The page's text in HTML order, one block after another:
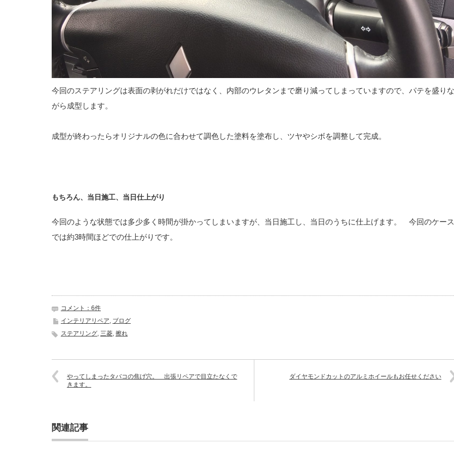
今回のステアリングは表面の剥がれだけではなく、内部のウレタンまで磨り減ってしまっていますので、パテを盛りな
がら成型します。
成型が終わったらオリジナルの色に合わせて調色した塗料を塗布し、ツヤやシボを調整して完成。
もちろん、当日施工、当日仕上がり
今回のような状態では多少多く時間が掛かってしまいますが、当日施工し、当日のうちに仕上げます。 今回のケース
では約3時間ほどでの仕上がりです。
コメント：6件
インテリアリペア, ブログ
ステアリング, 三菱, 擦れ
やってしまったタバコの焦げ穴。 出張リペアで目立たなくで
きます。
ダイヤモンドカットのアルミホイールもお任せください
関連記事